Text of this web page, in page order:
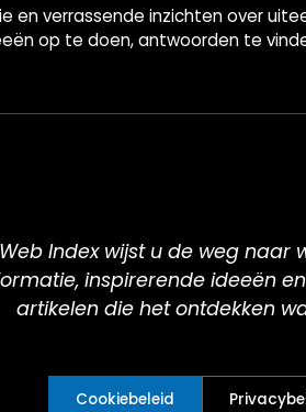
en verrassende inzichten over
op te doen, antwoorden te
Index wijst u de weg naar
inspirerende ideeën
artikelen die het ontdekken
Cookiebeleid